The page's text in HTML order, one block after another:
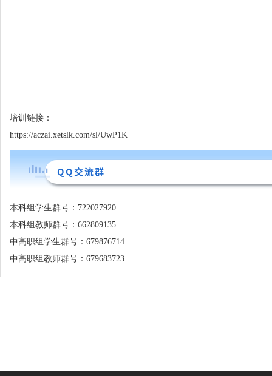
培训链接：
https://aczai.xetslk.com/sl/UwP1K
QQ交流群
本科组学生群号：722027920
本科组教师群号：662809135
中高职组学生群号：679876714
中高职组教师群号：679683723